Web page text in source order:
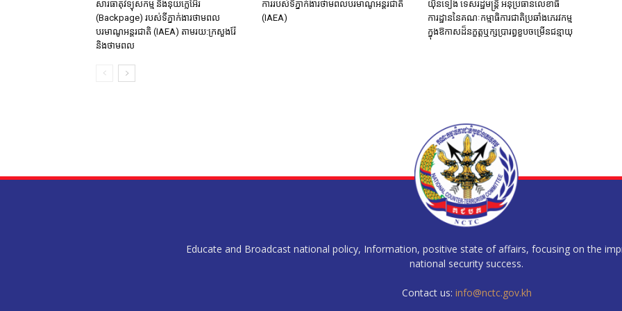
សារធាតុវិទ្យុសកម្ម​ និង​នុយក្លេអ៊ែរ​
(Backpage) របស់ទីភ្នាក់ងារថាមពល
បរមាណូអន្តរជាតិ (IAEA) តាមរយ:ក្រសួងរ៉ែ
និងថាមពល​
ការរបស់ទីភ្នាក់ងារថាមពលបរមាណូអន្តរជាតិ
(IAEA)
យ៉ិនទៀង ទេសរដ្ឋមន្រ្តី អនុប្រធានលេខាធិ
ការដ្ឋាននៃគណៈកម្មាធិការជាតិប្រឆាំងភេរវកម្ម
ក្នុងឱកាសដ៏នក្ខត្តឬក្សប្រារព្ធខួបចម្រើនជន្មាយុ
Educate and Broadcast national policy, Information, positive state of affairs, focusing on the
national security success.
Contact us: info@nctc.gov.kh